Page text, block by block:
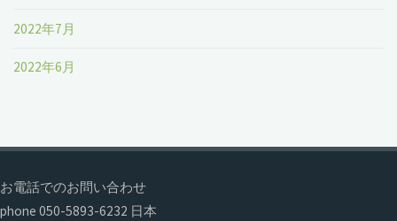
2022年7月
2022年6月
お電話でのお問い合わせ
phone 050-5893-6232 日本